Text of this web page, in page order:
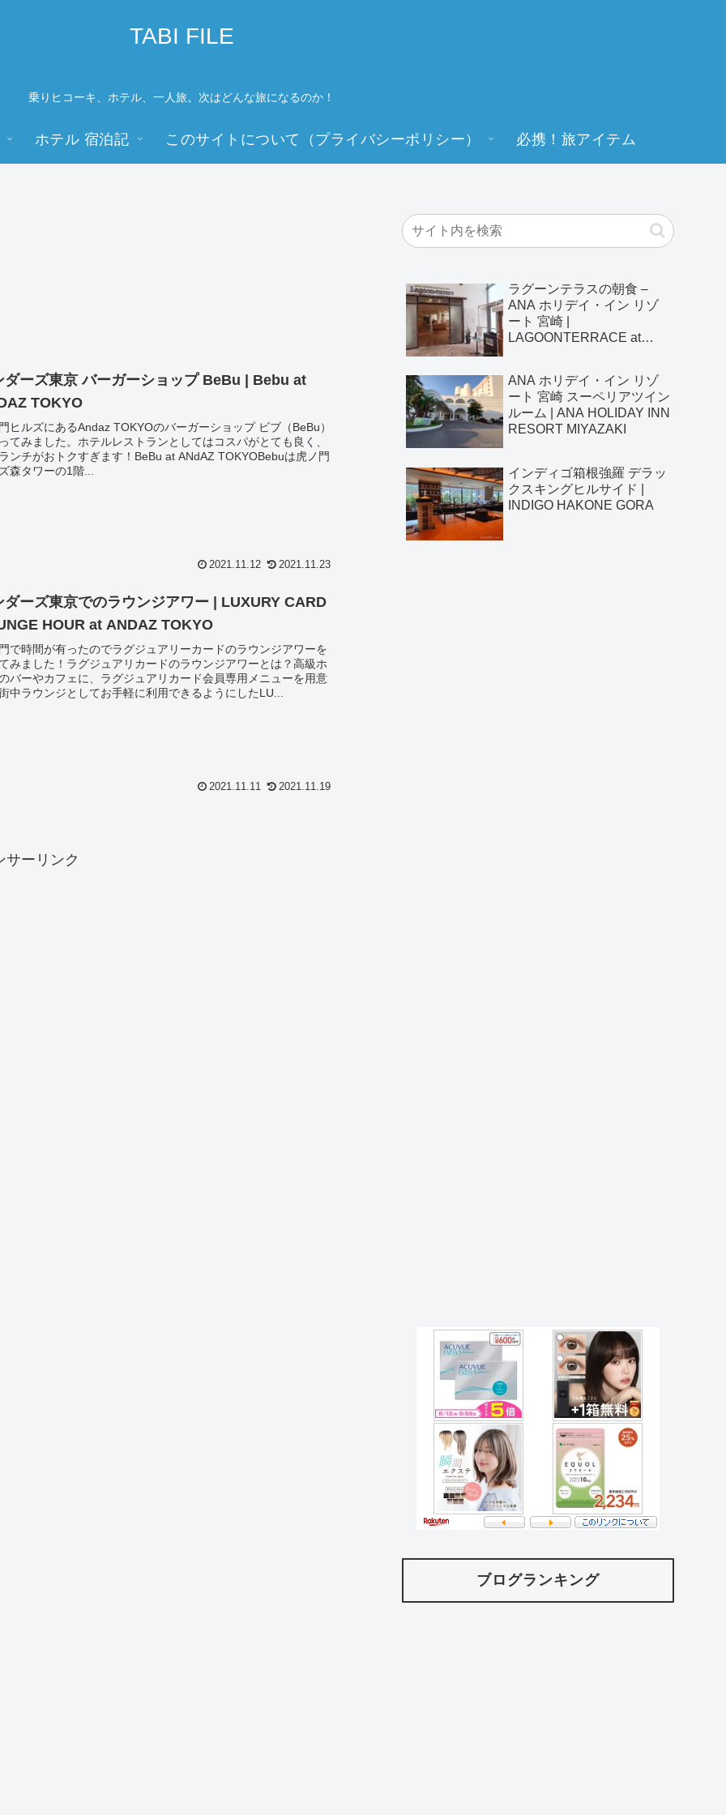
TABI FILE
乗りヒコーキ、ホテル、一人旅。次はどんな旅になるのか！
ホテル 宿泊記 このサイトについて（プライバシーポリシー） 必携！旅アイテム
ダーズ東京 バーガーショップ BeBu | Bebu at
TOKYO
ヒルズにあるAndaz TOKYOのバーガーショップ ビブ（BeBu）
てみました。ホテルレストランとしてはコスパがとても良く、
ンチがおトクすぎます！BeBu at ANdAZ TOKYOBebuは虎ノ門
森タワーの1階...
2021.11.12 2021.11.23
ダーズ東京でのラウンジアワー | LUXURY CARD
HOUR at ANDAZ TOKYO
で時間が有ったのでラグジュアリーカードのラウンジアワーを
みました！ラグジュアリカードのラウンジアワーとは？高級ホ
バーやカフェに、ラグジュアリカード会員専用メニューを用意
中ラウンジとしてお手軽に利用できるようにしたLU...
2021.11.11 2021.11.19
サーリンク
ラグーンテラスの朝食 –
ANA ホリデイ・イン リゾ
ート 宮崎 |
LAGOONTERRACE at
ANA ホリデイ・イン リゾ
ート 宮崎 スーペリアツイン
ルーム | ANA HOLIDAY INN
RESORT MIYAZAKI
インディゴ箱根強羅 デラッ
クスキングヒルサイド |
INDIGO HAKONE GORA
ブログランキング